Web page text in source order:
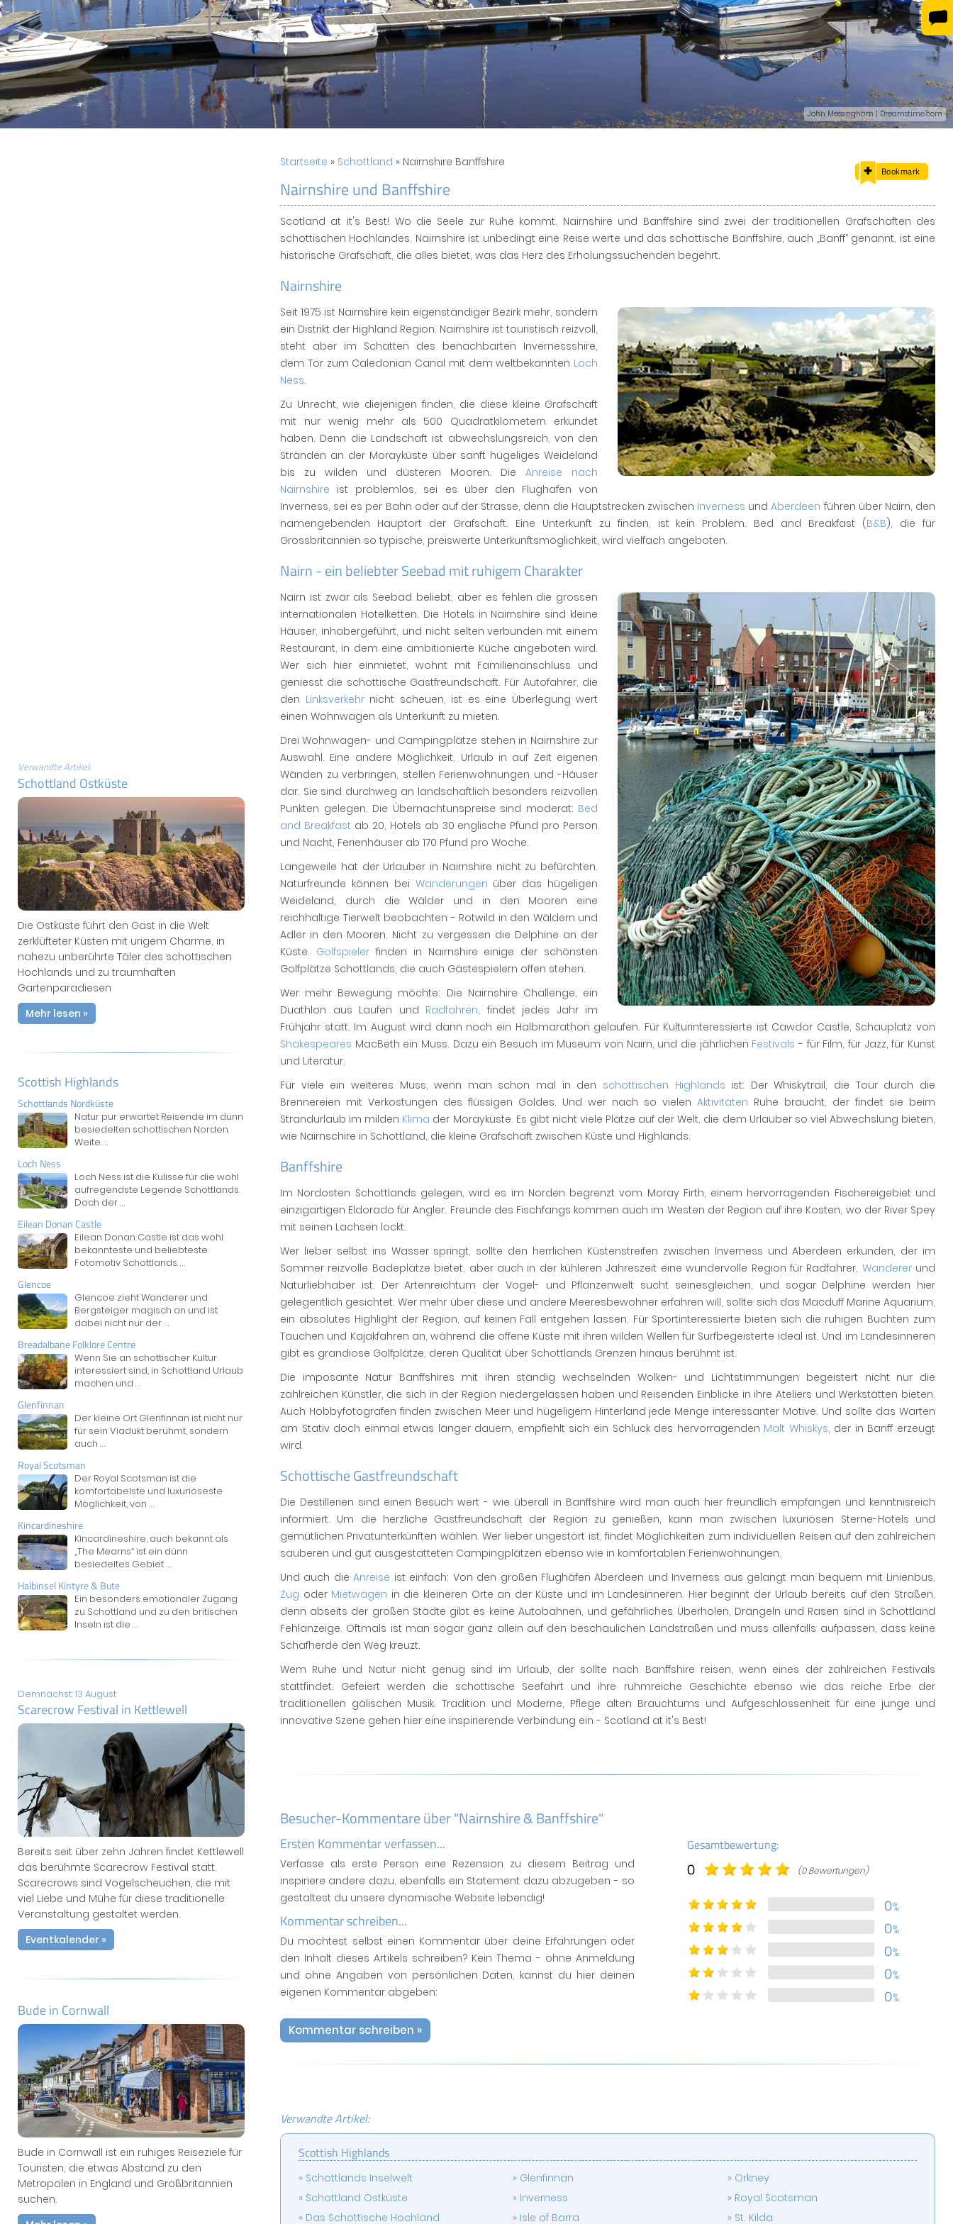
John Messingham | Dreamstime.com
Bookmark
Verwandte Artikel:
Schottland Ostküste
Die Ostküste führt den Gast in die Welt
zerklüfteter Küsten mit urigem Charme, in
nahezu unberührte Täler des schottischen
Hochlands und zu traumhaften
Gartenparadiesen
Mehr lesen »
Scottish Highlands
Schottlands Nordküste
Natur pur erwartet Reisende im dünn
besiedelten schottischen Norden.
Weite ...
Loch Ness
Loch Ness ist die Kulisse für die wohl
aufregendste Legende Schottlands.
Doch der...
Eilean Donan Castle
Eilean Donan Castle ist das wohl
bekannteste und beliebteste
Fotomotiv Schottlands....
Glencoe
Glencoe zieht Wanderer und
Bergsteiger magisch an und ist
dabei nicht nur der...
Breadalbane Folklore Centre
Wenn Sie an schottischer Kultur
interessiert sind, in Schottland Urlaub
machen und ...
Glenfinnan
Der kleine Ort Glenfinnan ist nicht nur
für sein Viadukt berühmt, sondern
auch ...
Royal Scotsman
Der Royal Scotsman ist die
komfortabelste und luxuriöseste
Möglichkeit, von ...
Kincardineshire
Kincardineshire, auch bekannt als
„The Mearns“ ist ein dünn
besiedeltes Gebiet...
Halbinsel Kintyre & Bute
Ein besonders emotionaler Zugang
zu Schottland und zu den britischen
Inseln ist die ...
Demnächst: 13 August
Scarecrow Festival in Kettlewell
Bereits seit über zehn Jahren findet Kettlewell
das berühmte Scarecrow Festival statt.
Scarecrows sind Vogelscheuchen, die mit
viel Liebe und Mühe für diese traditionelle
Veranstaltung gestaltet werden.
Eventkalender »
Bude in Cornwall
Bude in Cornwall ist ein ruhiges Reiseziele für
Touristen, die etwas Abstand zu den
Metropolen in England und Großbritannien
suchen.
Startseite » Schottland » Nairnshire Banffshire
Nairnshire und Banffshire
Scotland at it's Best! Wo die Seele zur Ruhe kommt. Nairnshire und Banffshire sind zwei der traditionellen Grafschaften des
schottischen Hochlandes. Nairnshire ist unbedingt eine Reise werte und das schottische Banffshire, auch „Banff“ genannt, ist eine
historische Grafschaft, die alles bietet, was das Herz des Erholungssuchenden begehrt.
Nairnshire
Seit 1975 ist Nairnshire kein eigenständiger Bezirk mehr, sondern
ein Distrikt der Highland Region. Nairnshire ist touristisch reizvoll,
steht aber im Schatten des benachbarten Invernessshire,
dem Tor zum Caledonian Canal mit dem weltbekannten Loch
Ness.
Zu Unrecht, wie diejenigen finden, die diese kleine Grafschaft
mit nur wenig mehr als 500 Quadratkilometern erkundet
haben. Denn die Landschaft ist abwechslungsreich, von den
Stränden an der Morayküste über sanft hügeliges Weideland
bis zu wilden und düsteren Mooren. DieAnreise nach
Nairnshire ist problemlos, sei es über den Flughafen von
Inverness, sei es per Bahn oder auf der Strasse, denn die Hauptstrecken zwischen Inverness undAberdeen führen über Nairn, den
namengebenden Hauptort der Grafschaft. Eine Unterkunft zu finden, ist kein Problem. Bed and Breakfast (B&B), die für
Grossbritannien so typische, preiswerte Unterkunftsmöglichkeit, wird vielfach angeboten.
Nairn - ein beliebter Seebad mit ruhigem Charakter
Nairn ist zwar als Seebad beliebt, aber es fehlen die grossen
internationalen Hotelketten. Die Hotels in Nairnshire sind kleine
Häuser, inhabergeführt, und nicht selten verbunden mit einem
Restaurant, in dem eine ambitionierte Küche angeboten wird.
Wer sich hier einmietet, wohnt mit Familienanschluss und
geniesst die schottische Gastfreundschaft. Für Autofahrer, die
den Linksverkehrnicht scheuen, ist es eine Überlegung wert
einen Wohnwagen als Unterkunft zu mieten.
Drei Wohnwagen- und Campingplätze stehen in Nairnshire zur
Auswahl. Eine andere Möglichkeit, Urlaub in auf Zeit eigenen
Wänden zu verbringen, stellen Ferienwohnungen und -Häuser
dar. Sie sind durchweg an landschaftlich besonders reizvollen
Punkten gelegen. Die Übernachtunspreise sind moderat: Bed
and Breakfast ab 20, Hotels ab 30 englische Pfund pro Person
und Nacht, Ferienhäuser ab 170 Pfund pro Woche.
Langeweile hat der Urlauber in Nairnshire nicht zu befürchten.
Naturfreunde können bei Wanderungen über das hügeligen
Weideland, durch die Wälder und in den Mooren eine
reichhaltige Tierwelt beobachten - Rotwild in den Wäldern und
Adler in den Mooren. Nicht zu vergessen die Delphine an der
Küste. Golfspielerfinden in Nairnshire einige der schönsten
Golfplätze Schottlands, die auch Gästespielern offen stehen.
Wer mehr Bewegung möchte: Die Nairnshire Challenge, ein
Duathlon aus Laufen und Radfahren, findet jedes Jahr im
Frühjahr statt. Im August wird dann noch ein Halbmarathon gelaufen. Für Kulturinteressierte ist Cawdor Castle, Schauplatz von
Shakespeares MacBeth ein Muss. Dazu ein Besuch im Museum von Nairn, und die jährlichen Festivals - für Film, für Jazz, für Kunst
und Literatur.
Für viele ein weiteres Muss, wenn man schon mal in den schottischen Highlands ist: Der Whiskytrail, die Tour durch die
Brennereien mit Verkostungen des flüssigen Goldes. Und wer nach so vielen Aktivitäten Ruhe braucht, der findet sie beim
Strandurlaub im milden Klima der Morayküste. Es gibt nicht viele Plätze auf der Welt, die dem Urlauber so viel Abwechslung bieten,
wie Nairnschire in Schottland, die kleine Grafschaft zwischen Küste und Highlands.
Banffshire
Im Nordosten Schottlands gelegen, wird es im Norden begrenzt vom Moray Firth, einem hervorragenden Fischereigebiet und
einzigartigen Eldorado für Angler. Freunde des Fischfangs kommen auch im Westen der Region auf ihre Kosten, wo der River Spey
mit seinen Lachsen lockt.
Wer lieber selbst ins Wasser springt, sollte den herrlichen Küstenstreifen zwischen Inverness und Aberdeen erkunden, der im
Sommer reizvolle Badeplätze bietet, aber auch in der kühleren Jahreszeit eine wundervolle Region für Radfahrer, Wandererund
Naturliebhaber ist. Der Artenreichtum der Vogel- und Pflanzenwelt sucht seinesgleichen, und sogar Delphine werden hier
gelegentlich gesichtet. Wer mehr über diese und andere Meeresbewohner erfahren will, sollte sich das Macduff Marine Aquarium,
ein absolutes Highlight der Region, auf keinen Fall entgehen lassen. Für Sportinteressierte bieten sich die ruhigen Buchten zum
Tauchen und Kajakfahren an, während die offene Küste mit ihren wilden Wellen für Surfbegeisterte ideal ist. Und im Landesinneren
gibt es grandiose Golfplätze, deren Qualität über Schottlands Grenzen hinaus berühmt ist.
Die imposante Natur Banffshires mit ihren ständig wechselnden Wolken- und Lichtstimmungen begeistert nicht nur die
zahlreichen Künstler, die sich in der Region niedergelassen haben und Reisenden Einblicke in ihre Ateliers und Werkstätten bieten.
Auch Hobbyfotografen finden zwischen Meer und hügeligem Hinterland jede Menge interessanter Motive. Und sollte das Warten
am Stativ doch einmal etwas länger dauern, empfiehlt sich ein Schluck des hervorragenden Malt Whiskys, der in Banff erzeugt
wird.
Schottische Gastfreundschaft
Die Destillerien sind einen Besuch wert - wie überall in Banffshire wird man auch hier freundlich empfangen und kenntnisreich
informiert. Um die herzliche Gastfreundschaft der Region zu genießen, kann man zwischen luxuriösen Sterne-Hotels und
gemütlichen Privatunterkünften wählen. Wer lieber ungestört ist, findet Möglichkeiten zum individuellen Reisen auf den zahlreichen
sauberen und gut ausgestatteten Campingplätzen ebenso wie in komfortablen Ferienwohnungen.
Und auch dieAnreise ist einfach: Von den großen Flughäfen Aberdeen und Inverness aus gelangt man bequem mit Linienbus,
Zug oder Mietwagen in die kleineren Orte an der Küste und im Landesinneren. Hier beginnt der Urlaub bereits auf den Straßen,
denn abseits der großen Städte gibt es keine Autobahnen, und gefährliches Überholen, Drängeln und Rasen sind in Schottland
Fehlanzeige. Oftmals ist man sogar ganz allein auf den beschaulichen Landstraßen und muss allenfalls aufpassen, dass keine
Schafherde den Weg kreuzt.
Wem Ruhe und Natur nicht genug sind im Urlaub, der sollte nach Banffshire reisen, wenn eines der zahlreichen Festivals
stattfindet. Gefeiert werden die schottische Seefahrt und ihre ruhmreiche Geschichte ebenso wie das reiche Erbe der
traditionellen gälischen Musik. Tradition und Moderne, Pflege alten Brauchtums und Aufgeschlossenheit für eine junge und
innovative Szene gehen hier eine inspirierende Verbindung ein - Scotland at it's Best!
Besucher-Kommentare über "Nairnshire & Banffshire"
Gesamtbewertung:
0 (0 Bewertungen)
0%
0%
0%
0%
0%
Ersten Kommentar verfassen...
Verfasse als erste Person eine Rezension zu diesem Beitrag und
inspiriere andere dazu, ebenfalls ein Statement dazu abzugeben - so
gestaltest du unsere dynamische Website lebendig!
Kommentar schreiben...
Du möchtest selbst einen Kommentar über deine Erfahrungen oder
den Inhalt dieses Artikels schreiben? Kein Thema - ohne Anmeldung
und ohne Angaben von persönlichen Daten, kannst du hier deinen
eigenen Kommentar abgeben:
Kommentar schreiben »
Verwandte Artikel:
Scottish Highlands
Schottlands Inselwelt
Schottland Ostküste
Das Schottische Hochland
Glenfinnan
Inverness
Isle of Barra
Orkney
Royal Scotsman
St. Kilda